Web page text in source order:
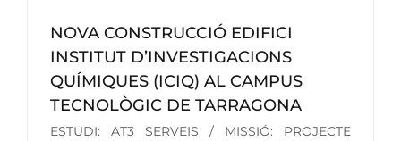
NOVA CONSTRUCCIÓ EDIFICI
INSTITUT D’INVESTIGACIONS
QUÍMIQUES (ICIQ) AL CAMPUS
TECNOLÒGIC DE TARRAGONA
ESTUDI: AT3 SERVEIS / MISSIÓ: PROJECTE